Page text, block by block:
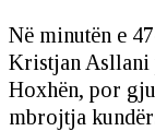
Në minutën e
Kristjan Asllani
Hoxhën, por
mbrojtja